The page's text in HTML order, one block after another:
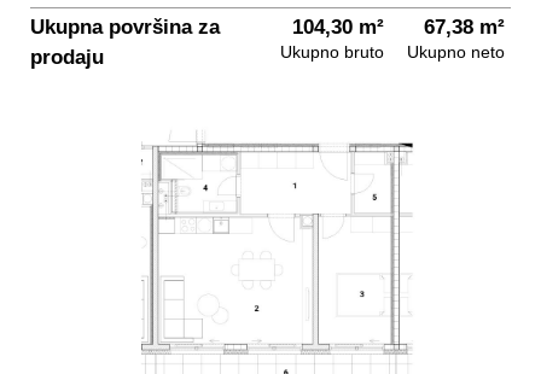
Ukupna površina za
prodaju
104,30 m²
Ukupno bruto
67,38 m²
Ukupno neto